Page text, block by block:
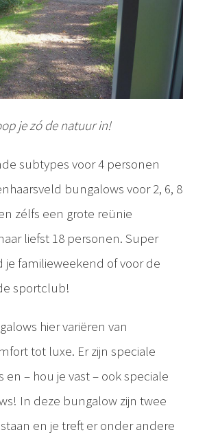
je zó de natuur in!
subtypes voor 4 personen
bungalows voor 2, 6, 8
zélfs een grote reünie
liefst 18 personen. Super
je familieweekend of voor de
sportclub!
hier variëren van
tot luxe. Er zijn speciale
– hou je vast – ook speciale
In deze bungalow zijn twee
en je treft er onder andere